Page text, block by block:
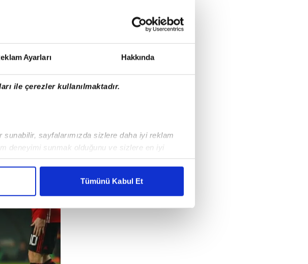
Ayarları Hakkında
ile çerezler kullanılmaktadır.
sayfalarımızda sizlere daha iyi reklam
deneyimi sunmak olduğunu ve sizlere en iyi
reklamların maliyetlerimizi karşılamak
hedefli reklamlar gösterilmeyecektir."
kişilere ait çerezler kullanılmaktadır. Bu
bilgi toplumu hizmetlerinin sunulması
ve kişiselleştirilmesi ve sizlere yönelik
dahilinde kullanılacaktır.
Tümünü Kabul Et